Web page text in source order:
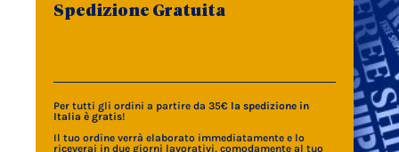
Spedizione Gratuita
Per tutti gli ordini a partire da 35€ la spedizione in
Italia è gratis!
Il tuo ordine verrà elaborato immediatamente e lo
riceverai in due giorni lavorativi, comodamente al tuo